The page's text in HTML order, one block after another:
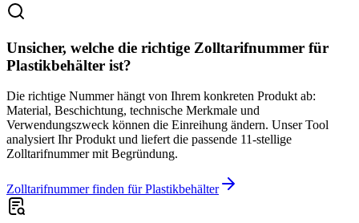
Unsicher, welche die richtige Zolltarifnummer für
Plastikbehälter ist?
Die richtige Nummer hängt von Ihrem konkreten Produkt ab:
Material, Beschichtung, technische Merkmale und
Verwendungszweck können die Einreihung ändern. Unser Tool
analysiert Ihr Produkt und liefert die passende 11-stellige
Zolltarifnummer mit Begründung.
Zolltarifnummer finden für Plastikbehälter